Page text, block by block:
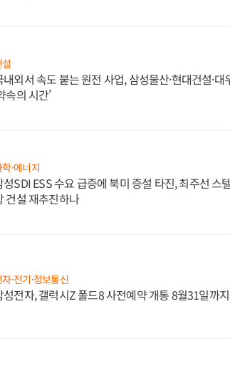
설
내외서 속도 붙는 원전 사업, 삼성물산·현대건설·
속의 시간'
·에너지
성SDI ESS 수요 급증에 북미 증설 타진, 최주선 스
건설 재추진하나
자·전기·정보통신
성전자, 갤럭시Z 폴드8 사전예약 개통 8월31일까